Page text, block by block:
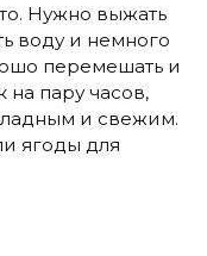
Нужно выжать
воду и немного
перемешать и
на пару часов,
и свежим.
ягоды для